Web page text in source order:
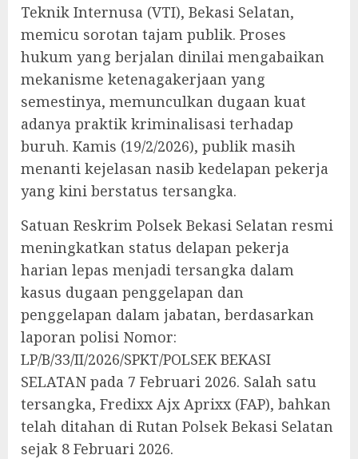
Teknik Internusa (VTI), Bekasi Selatan,
memicu sorotan tajam publik. Proses
hukum yang berjalan dinilai mengabaikan
mekanisme ketenagakerjaan yang
semestinya, memunculkan dugaan kuat
adanya praktik kriminalisasi terhadap
buruh. Kamis (19/2/2026), publik masih
menanti kejelasan nasib kedelapan pekerja
yang kini berstatus tersangka.
‎Satuan Reskrim Polsek Bekasi Selatan resmi
meningkatkan status delapan pekerja
harian lepas menjadi tersangka dalam
kasus dugaan penggelapan dan
penggelapan dalam jabatan, berdasarkan
laporan polisi Nomor:
LP/B/33/II/2026/SPKT/POLSEK BEKASI
SELATAN pada 7 Februari 2026. Salah satu
tersangka, Fredixx Ajx Aprixx (FAP), bahkan
telah ditahan di Rutan Polsek Bekasi Selatan
sejak 8 Februari 2026.